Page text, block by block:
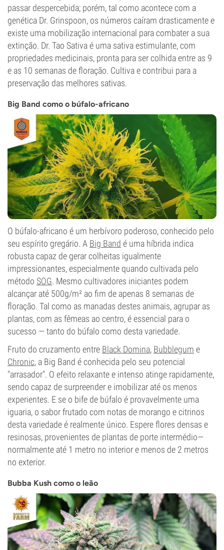
passar despercebida; porém, tal como acontece com a
genética Dr. Grinspoon, os números caíram drasticamente e
existe uma mobilização internacional para combater a sua
extinção. Dr. Tao Sativa é uma sativa estimulante, com
propriedades medicinais, pronta para ser colhida entre as 9
e as 10 semanas de floração. Cultiva e contribui para a
preservação das melhores sativas.
Big Band como o búfalo-africano
O búfalo-africano é um herbívoro poderoso, conhecido pelo
seu espírito gregário. A Big Band é uma híbrida indica
robusta capaz de gerar colheitas igualmente
impressionantes, especialmente quando cultivada pelo
método SOG. Mesmo cultivadores iniciantes podem
alcançar até 500g/m² ao fim de apenas 8 semanas de
floração. Tal como as manadas destes animais, agrupar as
plantas, com as fêmeas ao centro, é essencial para o
sucesso — tanto do búfalo como desta variedade.
Fruto do cruzamento entre Black Domina, Bubblegum e
Chronic, a Big Band é conhecida pelo seu potencial
"arrasador". O efeito relaxante e intenso atinge rapidamente,
sendo capaz de surpreender e imobilizar até os menos
experientes. E se o bife de búfalo é provavelmente uma
iguaria, o sabor frutado com notas de morango e citrinos
desta variedade é realmente único. Espere flores densas e
resinosas, provenientes de plantas de porte intermédio—
normalmente até 1 metro no interior e menos de 2 metros
no exterior.
Bubba Kush como o leão